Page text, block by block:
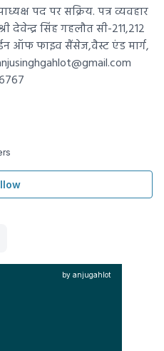
पद पर सक्रिय. पत्र व्यवहार
देवेन्द्र सिंह गहलौत सी-211,212
ऑफ फाइव सैंसेज,वैस्ट एंड मार्ग,
by anjugahlot